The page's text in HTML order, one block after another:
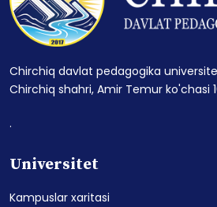
Chirchiq davlat pedagogika
Chirchiq shahri, Amir Temur ko'chasi
.
Universitet
Kampuslar xaritasi